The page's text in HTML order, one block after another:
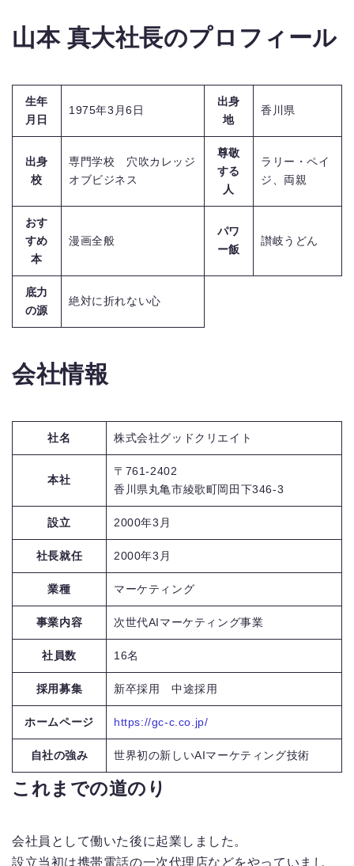
山本 真大社長のプロフィール
生年
月日
1975年3月6日
出身
地
香川県
出身
校
専門学校 穴吹カレッジ
オブビジネス
尊敬
する
人
ラリー・ペイ
ジ、両親
おす
すめ
本
漫画全般
パワ
ー飯
讃岐うどん
底力
の源
絶対に折れない心
会社情報
社名 株式会社グッドクリエイト
本社
〒761-2402
香川県丸亀市綾歌町岡田下346-3
設立 2000年3月
社長就任 2000年3月
業種 マーケティング
事業内容 次世代AIマーケティング事業
社員数 16名
採用募集 新卒採用 中途採用
ホームページ https://gc-c.co.jp/
自社の強み 世界初の新しいAIマーケティング技術
これまでの道のり
会社員として働いた後に起業しました。
設立当初は携帯電話の一次代理店などをやっていまし